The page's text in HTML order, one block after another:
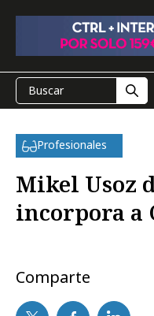
Profesionales
Mikel Usoz
incorpora a
Comparte